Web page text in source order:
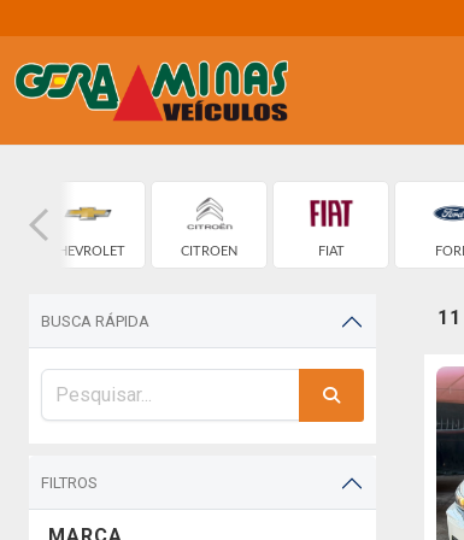
CHEVROLET CITROEN FIAT
BUSCA RÁPIDA
FILTROS